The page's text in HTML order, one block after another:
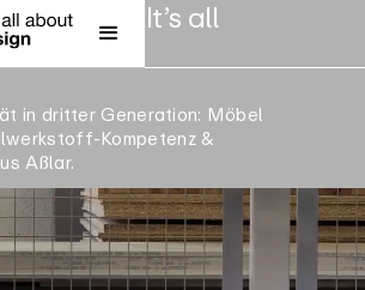
– It’s all
seit 1923
in dritter Generation: Möbel
Kompetenz &
Aßlar.
Waschtisch-Systemmodula10® — Das